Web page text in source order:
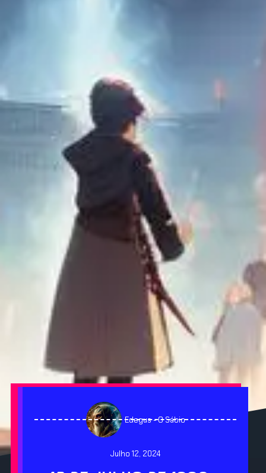
Edegus - O Sábio
Julho 12, 2024